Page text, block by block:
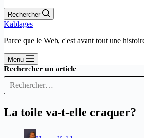
Rechercher
Kablages
Parce que le Web, c'est avant tout une
Menu
Rechercher un article
La toile va-t-elle craquer?